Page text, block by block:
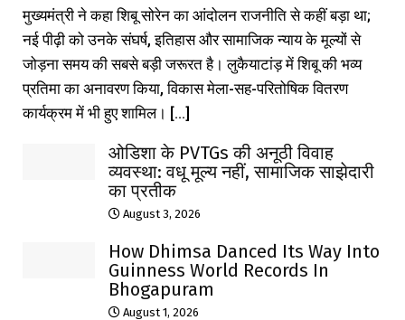
मुख्यमंत्री ने कहा शिबू सोरेन का आंदोलन राजनीति से कहीं बड़ा था;
नई पीढ़ी को उनके संघर्ष, इतिहास और सामाजिक न्याय के मूल्यों से
जोड़ना समय की सबसे बड़ी जरूरत है। लुकैयाटांड़ में शिबू की भव्य
प्रतिमा का अनावरण किया, विकास मेला-सह-परितोषिक वितरण
कार्यक्रम में भी हुए शामिल। [...]
ओडिशा के PVTGs की अनूठी विवाह
व्यवस्था: वधू मूल्य नहीं, सामाजिक साझेदारी
का प्रतीक
August 3, 2026
How Dhimsa Danced Its Way Into
Guinness World Records In
Bhogapuram
August 1, 2026